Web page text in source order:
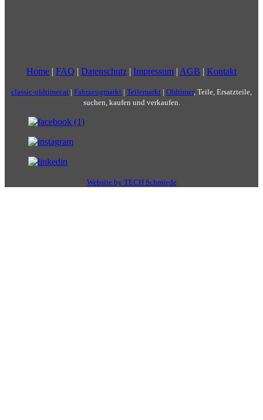
Home | FAQ | Datenschutz | Impressum | AGB | Kontakt
classic-oldtimer.at | Fahrzeugmarkt | Teilemarkt | Oldtimer, Teile, Ersatzteile,
suchen, kaufen und verkaufen.
Website by TECH Schmiede